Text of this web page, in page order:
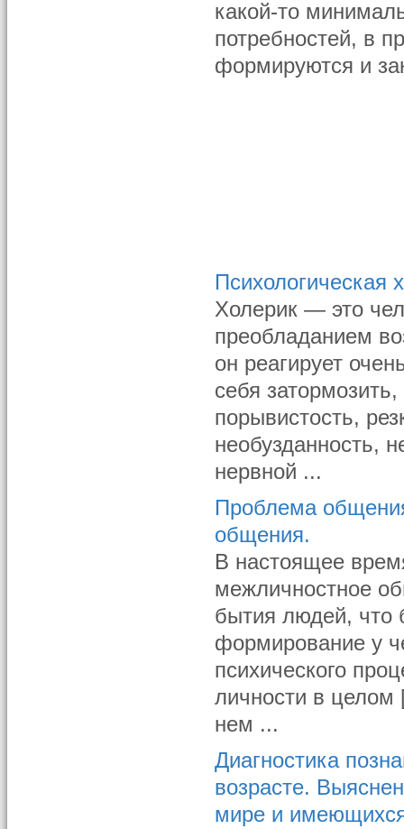
какой-то
потребностей, в
формируются и
Психологическая
Холерик — это
преобладанием
он реагирует
себя
порывистость,
необузданность,
нервной ...
Проблема
общения.
В настоящее
межличностное
бытия людей, что
формирование у
психического
личности в
нем ...
Диагностика
возрасте.
мире и